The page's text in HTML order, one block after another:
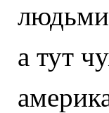
людьми
а тут